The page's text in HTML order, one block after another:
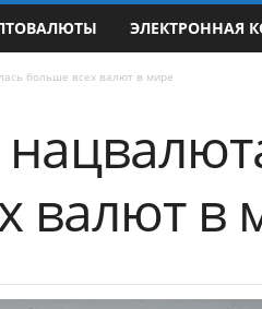
ЭЛЕКТРОННАЯ
больше всех валют в мире
валют в